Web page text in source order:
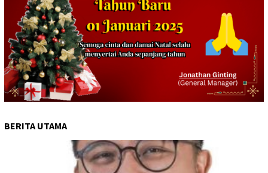
BERITA UTAMA